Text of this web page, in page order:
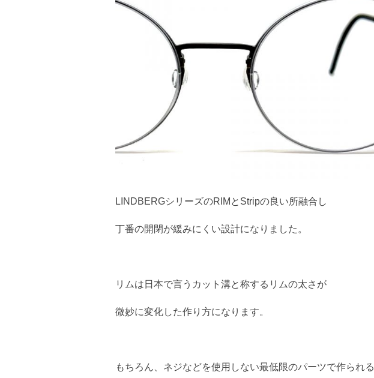
LINDBERGシリーズのRIMとStripの良い所融合し
丁番の開閉が緩みにくい設計になりました。
リムは日本で言うカット溝と称するリムの太さが
微妙に変化した作り方になります。
もちろん、ネジなどを使用しない最低限のパーツで作られる